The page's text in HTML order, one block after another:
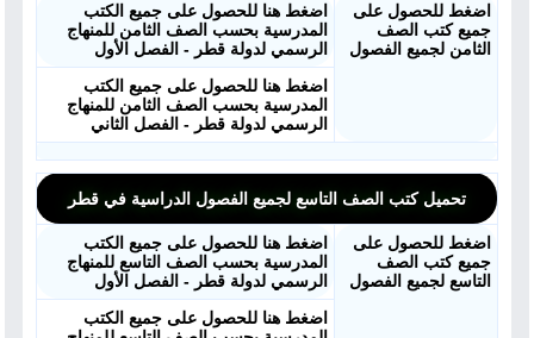
اضغط للحصول على
جميع كتب الصف
الثامن لجميع الفصول
اضغط هنا للحصول على جميع الكتب
المدرسية بحسب الصف الثامن للمنهاج
الرسمي لدولة قطر - الفصل الأول
اضغط هنا للحصول على جميع الكتب
المدرسية بحسب الصف الثامن للمنهاج
الرسمي لدولة قطر - الفصل الثاني
تحميل كتب الصف التاسع لجميع الفصول الدراسية في قطر
اضغط للحصول على
جميع كتب الصف
التاسع لجميع الفصول
اضغط هنا للحصول على جميع الكتب
المدرسية بحسب الصف التاسع للمنهاج
الرسمي لدولة قطر - الفصل الأول
اضغط هنا للحصول على جميع الكتب